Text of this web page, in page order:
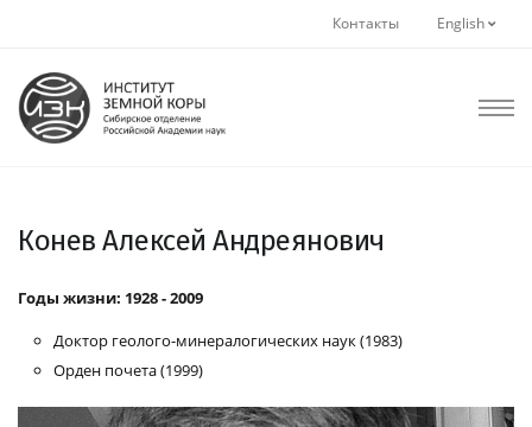
Контакты English
Конев Алексей Андреянович
Годы жизни: 1928 - 2009
Доктор геолого-минералогических наук (1983)
Орден почета (1999)